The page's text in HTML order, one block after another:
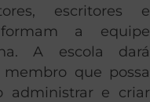
escritores e
a equipe
A escola dará
que possa
administrar e criar